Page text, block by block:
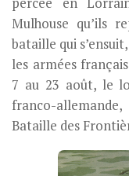
Mulhouse qu’ils
bataille qui
les armées
7 au 23 août, le
franco-
Bataille des